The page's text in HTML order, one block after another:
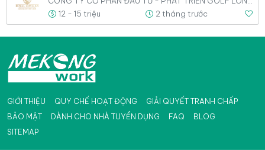
12 - 15 triệu
2 tháng trước
GIỚI THIỆU QUY CHẾ HOẠT ĐỘNG
GIẢI QUYẾT TRANH CHẤP
BẢO MẬT
DÀNH CHO NHÀ TUYỂN DỤNG FAQ
BLOG
SITEMAP